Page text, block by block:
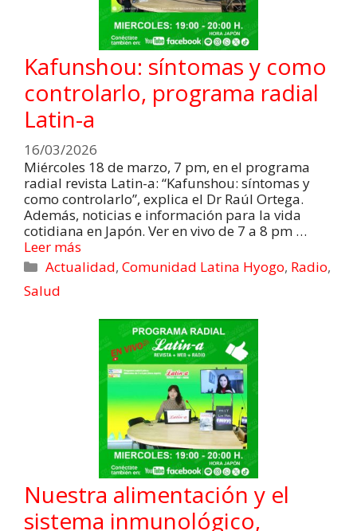
Kafunshou: síntomas y como
controlarlo, programa radial
Latin-a
16/03/2026
Miércoles 18 de marzo, 7 pm, en el programa
radial revista Latin-a: “Kafunshou: síntomas y
como controlarlo”, explica el Dr Raúl Ortega.
Además, noticias e información para la vida
cotidiana en Japón. Ver en vivo de 7 a 8 pm …
Leer más
Actualidad,Comunidad Latina Hyogo, Radio,
Salud
Nuestra alimentación y el
sistema inmunológico,